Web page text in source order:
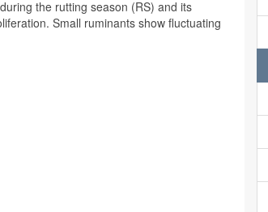
the rutting season (RS) and its
Small ruminants show fluctuating